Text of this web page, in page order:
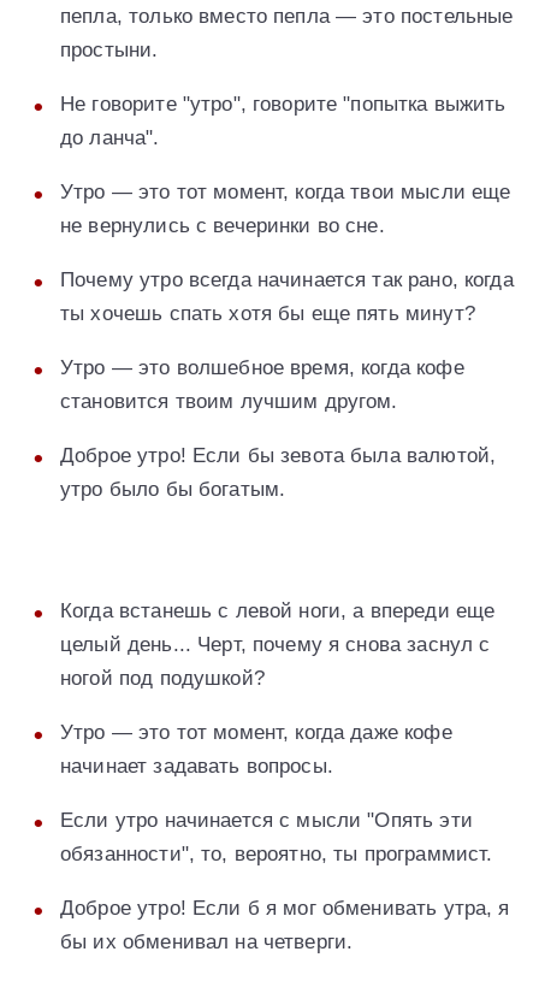
пепла, только вместо пепла — это постельные
простыни.
Не говорите "утро", говорите "попытка выжить
до ланча".
Утро — это тот момент, когда твои мысли еще
не вернулись с вечеринки во сне.
Почему утро всегда начинается так рано, когда
ты хочешь спать хотя бы еще пять минут?
Утро — это волшебное время, когда кофе
становится твоим лучшим другом.
Доброе утро! Если бы зевота была валютой,
утро было бы богатым.
Когда встанешь с левой ноги, а впереди еще
целый день... Черт, почему я снова заснул с
ногой под подушкой?
Утро — это тот момент, когда даже кофе
начинает задавать вопросы.
Если утро начинается с мысли "Опять эти
обязанности", то, вероятно, ты программист.
Доброе утро! Если б я мог обменивать утра, я
бы их обменивал на четверги.